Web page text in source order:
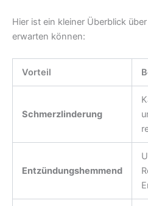
Hier ist ein kleiner Überblick
erwarten können:
Vorteil
Schmerzlinderung
Entzündungshemmend